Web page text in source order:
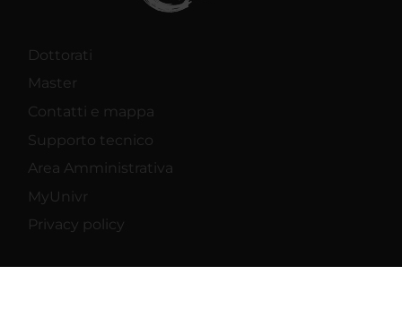
Dottorati
Master
Contatti e mappa
Supporto tecnico
Area Amministrativa
MyUnivr
Privacy policy